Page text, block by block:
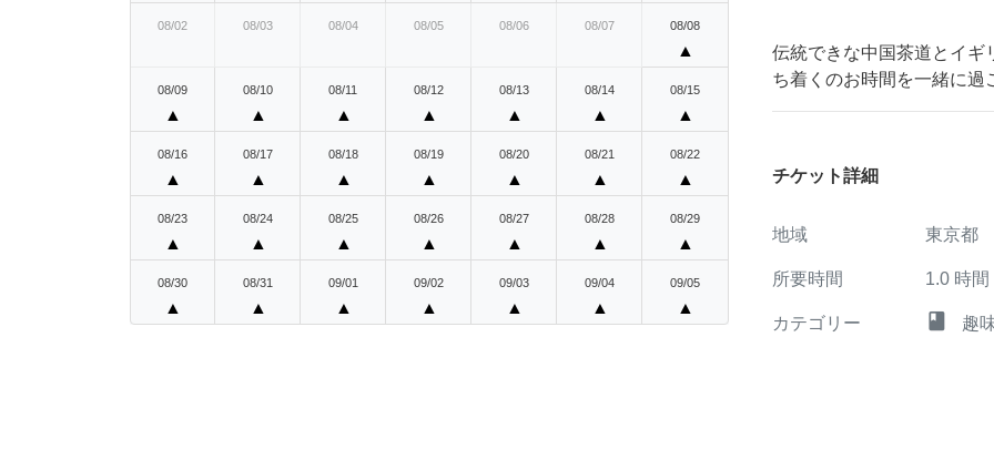
08/02 08/03 08/04 08/05 08/06 08/07 08/08
▲
08/09
▲
08/10
▲
08/11
▲
08/12
▲
08/13
▲
08/14
▲
08/15
▲
08/16
▲
08/17
▲
08/18
▲
08/19
▲
08/20
▲
08/21
▲
08/22
▲
08/23
▲
08/24
▲
08/25
▲
08/26
▲
08/27
▲
08/28
▲
08/29
▲
08/30
▲
08/31
▲
09/01
▲
09/02
▲
09/03
▲
09/04
▲
09/05
▲
伝統できな中国茶道とイギ
ち着くのお時間を一緒に過
チケット詳細
地域 東京都
所要時間 1.0 時間
カテゴリー class 趣